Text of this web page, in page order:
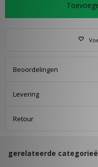
Beoordelingen
Levering
Retour
gerelateerde